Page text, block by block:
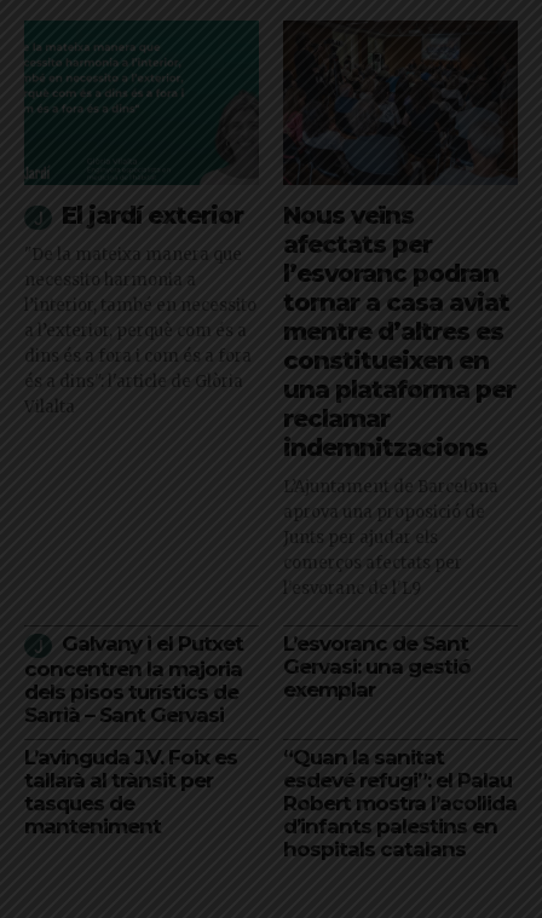
El jardí exterior
"De la mateixa manera que
necessito harmonia a
l’interior, també en necessito
a l’exterior, perquè com és a
dins és a fora i com és a fora
és a dins": l'article de Glòria
Vilalta
Nous veïns
afectats per
l’esvoranc podran
tornar a casa aviat
mentre d’altres es
constitueixen en
una plataforma per
reclamar
indemnitzacions
L’Ajuntament de Barcelona
aprova una proposició de
Junts per ajudar els
comerços afectats per
l'esvoranc de l'L9
Galvany i el Putxet
concentren la majoria
dels pisos turístics de
Sarrià – Sant Gervasi
L’esvoranc de Sant
Gervasi: una gestió
exemplar
L’avinguda J.V. Foix es
tallarà al trànsit per
tasques de
manteniment
“Quan la sanitat
esdevé refugi”: el Palau
Robert mostra l’acollida
d’infants palestins en
hospitals catalans